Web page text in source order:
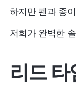
하지만 펜과 종
저희가 완벽한
리드